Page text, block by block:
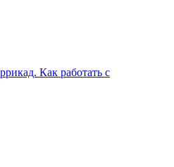
Как работать с